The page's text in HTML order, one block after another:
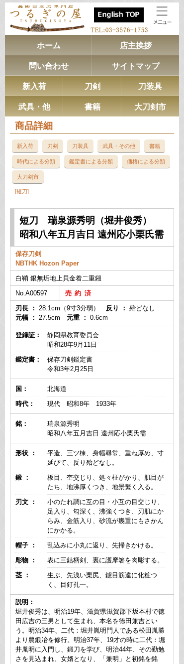
ホーム 店主挨拶
問い合わせ サイトマップ
新入荷 刀剣 刀装具
武具・他 書籍 大刀剣市
商品詳細
新入荷 刀剣 刀装具 武具・その他 書籍
時代による分類 鑑定書による分類 価格による分類
大刀剣市
短刀
短刀 瑞泉源秀明（堀井俊秀）
昭和八年五月吉日 遠州応小栗氏需
保存刀剣
NBTHK Hozon Paper
白鞘 銀無垢地上貝金着二重鎺
No.A00597
刃長 ： 28.1cm（9寸3分弱） 反り ： 殆どなし
元幅 ： 27.5cm 元重 ： 0.6cm
登録証：
静岡県教育委員会
昭和28年9月11日
鑑定書：
保存刀剣鑑定書
令和3年2月25日
国：
北海道
時代：
現代 昭和8年 1933年
銘：
瑞泉源秀明
昭和八年五月吉日 遠州応小栗氏需
形状 ：
平造、三ツ棟、身幅尋常、重ね厚め、寸
延びて、反り殆どなし。
鍛 ：
板目、杢交じり、処々柾がかり、肌目が
たち、地沸厚くつき、地景繁く入る。
刃文 ：
小のたれ調に互の目・小互の目交じり、
足入り、匂深く、沸強くつき、刃肌にか
らみ、金筋入り、砂流が幾重にもさかん
にかかる。
帽子 ：
乱込みに小丸に返り、先掃きかける。
彫物 ：
表に三鈷柄剣、裏に護摩箸を肉彫する。
茎 ：
生ぶ、先浅い栗尻、鑢目筋違に化粧つ
く、目釘孔一。
説明：
堀井俊秀は、明治19年、滋賀県滋賀郡下坂本村で徳
田広吉の三男として生まれ、本名を徳田兼吉とい
う。明治34年、二代：堀井胤明門人である松田胤勝
より農鍛冶を修行。明治37年、19才の時に二代：堀
井胤明に入門し、鍛刀を学び、明治44年、その勤勉
さを見込まれ、女婿となり、「兼明」と初銘を銘